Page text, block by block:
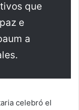
que
e
a
celebró el